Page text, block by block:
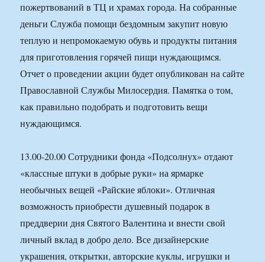
пожертвований в ТЦ и храмах города. На собранные
деньги Служба помощи бездомным закупит новую
теплую и непромокаемую обувь и продукты питания
для приготовления горячей пищи нуждающимся.
Отчет о проведении акции будет опубликован на сайте
Православной Службы Милосердия. Памятка о том,
как правильно подобрать и подготовить вещи
нуждающимся.
13.00-20.00 Сотрудники фонда «Подсолнух» отдают
«классные штуки в добрые руки» на ярмарке
необычных вещей «Райские яблоки». Отличная
возможность приобрести душевный подарок в
преддверии дня Святого Валентина и внести свой
личный вклад в добро дело. Все дизайнерские
украшения, открытки, авторские куклы, игрушки и